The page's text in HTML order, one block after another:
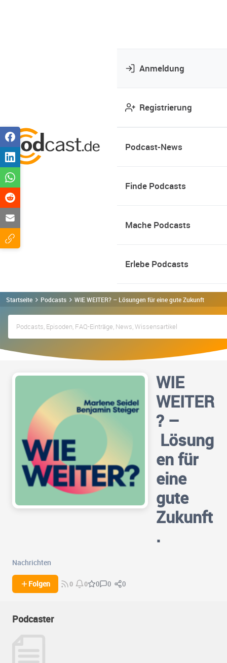
Anmeldung
Registrierung
Podcast-News
Finde Podcasts
Mache Podcasts
Erlebe Podcasts
Startseite Podcasts WIE WEITER? – Lösungen für eine gute Zukunft.
WIE
WEITER
? –
Lösung
en für
eine
gute
Zukunft
.
Nachrichten
Folgen 0 0 0 0 0
Podcaster